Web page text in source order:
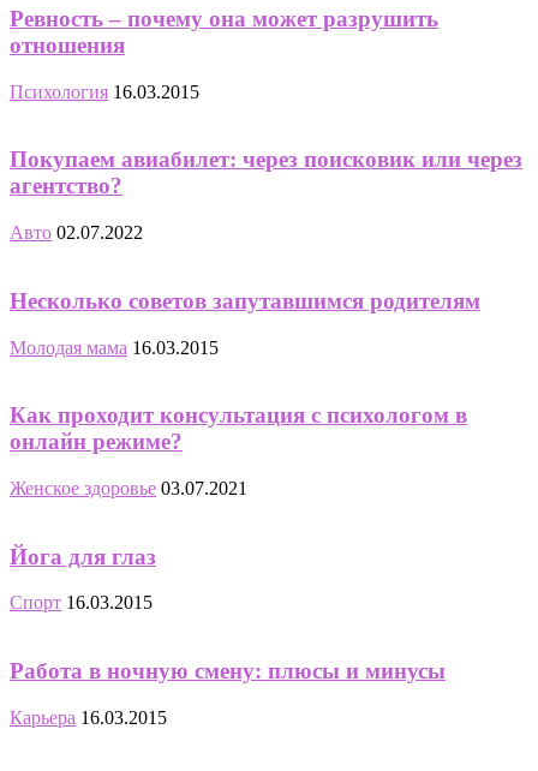
Ревность – почему она может разрушить
отношения
Психология 16.03.2015
Покупаем авиабилет: через поисковик или через
агентство?
Авто 02.07.2022
Несколько советов запутавшимся родителям
Молодая мама 16.03.2015
Как проходит консультация с психологом в
онлайн режиме?
Женское здоровье 03.07.2021
Йога для глаз
Спорт 16.03.2015
Работа в ночную смену: плюсы и минусы
Карьера 16.03.2015